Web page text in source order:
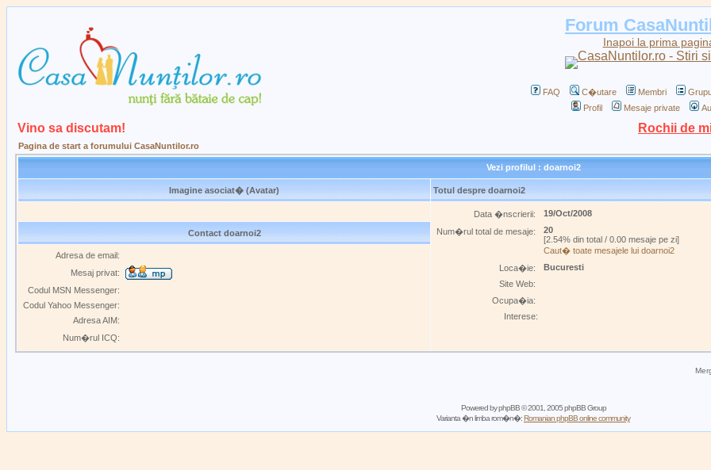
Forum
Inapoi la prima
FAQ C�utare Membri
Profil
Mesaje private
Vino sa discutam! Rochii de
Pagina de start a forumului CasaNuntilor.ro
Vezi profilul : doarnoi2
Imagine asociat� (Avatar) Totul despre doarnoi2
Data �nscrierii:
19/Oct/2008
Num�rul total de mesaje:
20
[2.54% din total / 0.00 mesaje pe zi]
Caut� toate mesajele lui doarnoi2
Loca�ie:
Bucuresti
Site Web:
Ocupa�ia:
Interese:
Contact doarnoi2
Adresa de email:
Mesaj privat:
Codul MSN Messenger:
Codul Yahoo Messenger:
Adresa AIM:
Num�rul ICQ:
Powered byphpBB© 2001, 2005 phpBB Group
Varianta �n limba rom�n�:Romanian phpBB online community